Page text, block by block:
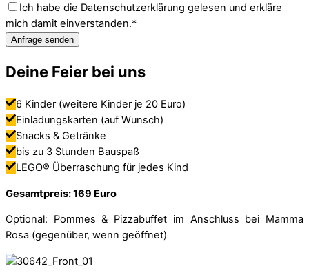
Ich habe die Datenschutzerklärung gelesen und erkläre
mich damit einverstanden.*
Anfrage senden
Deine Feier bei uns
6 Kinder (weitere Kinder je 20 Euro)
Einladungskarten (auf Wunsch)
Snacks & Getränke
bis zu 3 Stunden Bauspaß
LEGO® Überraschung für jedes Kind
Gesamtpreis: 169 Euro
Optional: Pommes & Pizzabuffet im Anschluss bei Mamma
Rosa (gegenüber, wenn geöffnet)